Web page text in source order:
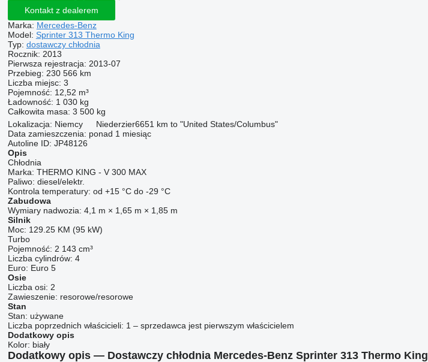
Kontakt z dealerem
Marka: Mercedes-Benz
Model: Sprinter 313 Thermo King
Typ: dostawczy chłodnia
Rocznik: 2013
Pierwsza rejestracja: 2013-07
Przebieg: 230 566 km
Liczba miejsc: 3
Pojemność: 12,52 m³
Ładowność: 1 030 kg
Całkowita masa: 3 500 kg
Lokalizacja: Niemcy Niederzier6651 km to "United States/Columbus"
Data zamieszczenia: ponad 1 miesiąc
Autoline ID: JP48126
Opis
Chłodnia
Marka: THERMO KING - V 300 MAX
Paliwo: diesel/elektr.
Kontrola temperatury: od +15 °C do -29 °C
Zabudowa
Wymiary nadwozia: 4,1 m × 1,65 m × 1,85 m
Silnik
Moc: 129.25 KM (95 kW)
Turbo
Pojemność: 2 143 cm³
Liczba cylindrów: 4
Euro: Euro 5
Osie
Liczba osi: 2
Zawieszenie: resorowe/resorowe
Stan
Stan: używane
Liczba poprzednich właścicieli: 1 – sprzedawca jest pierwszym właścicielem
Dodatkowy opis
Kolor: biały
Dodatkowy opis — Dostawczy chłodnia Mercedes-Benz Sprinter 313 Thermo King